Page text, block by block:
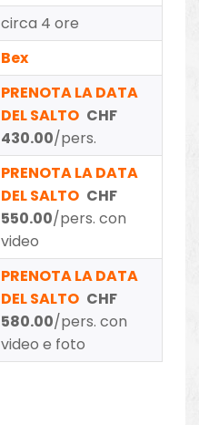
circa 4 ore
Bex
PRENOTA LA DATA
DEL SALTO CHF
430.00/pers.
PRENOTA LA DATA
DEL SALTO CHF
550.00/pers. con
video
PRENOTA LA DATA
DEL SALTO CHF
580.00/pers. con
video e foto